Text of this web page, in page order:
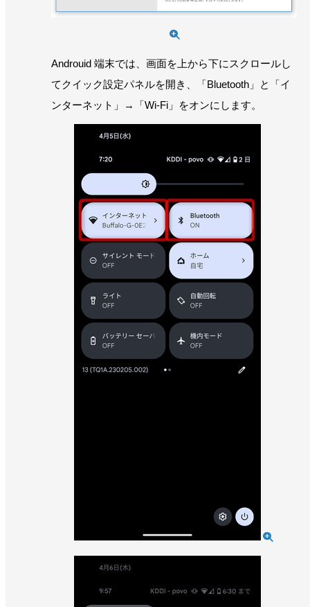
Androuid 端末では、画面を上から下にスクロールし
てクイック設定パネルを開き、「Bluetooth」と「イ
ンターネット」→「Wi-Fi」をオンにします。